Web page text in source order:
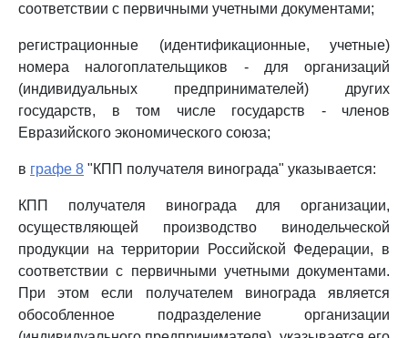
соответствии с первичными учетными документами;
регистрационные (идентификационные, учетные)
номера налогоплательщиков - для организаций
(индивидуальных предпринимателей) других
государств, в том числе государств - членов
Евразийского экономического союза;
в графе 8 "КПП получателя винограда" указывается:
КПП получателя винограда для организации,
осуществляющей производство винодельческой
продукции на территории Российской Федерации, в
соответствии с первичными учетными документами.
При этом если получателем винограда является
обособленное подразделение организации